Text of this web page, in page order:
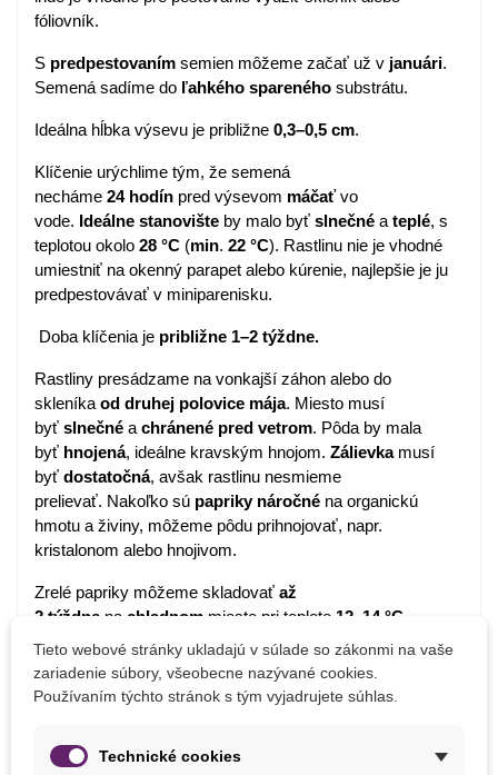
fóliovník.
S predpestovaním semien môžeme začať už v januári.
Semená sadíme do ľahkého spareného substrátu.
Ideálna hĺbka výsevu je približne 0,3–0,5 cm.
Klíčenie urýchlime tým, že semená
necháme 24 hodín pred výsevom máčaťvo
vode. Ideálne stanovište by malo byť slnečné a teplé, s
teplotou okolo 28 °C (min. 22 °C). Rastlinu nie je vhodné
umiestniť na okenný parapet alebo kúrenie, najlepšie je ju
predpestovávať v miniparenisku.
Doba klíčenia je približne 1–2 týždne.
Rastliny presádzame na vonkajší záhon alebo do
skleníka od druhej polovice mája. Miesto musí
byť slnečné a chránené pred vetrom. Pôda by mala
byť hnojená, ideálne kravským hnojom. Zálievkamusí
byť dostatočná, avšak rastlinu nesmieme
prelievať. Nakoľko sú papriky náročné na organickú
hmotu a živiny, môžeme pôdu prihnojovať, napr.
kristalonom alebo hnojivom.
Zrelé papriky môžeme skladovať až
2 týždne na chladnom mieste pri teplote 12–14 °C.
Detaily produktu
PARAMETRE
Tieto webové stránky ukladajú v súlade so zákonmi na vaše
zariadenie súbory, všeobecne nazývané cookies.
Používaním týchto stránok s tým vyjadrujete súhlas.
Technické cookies